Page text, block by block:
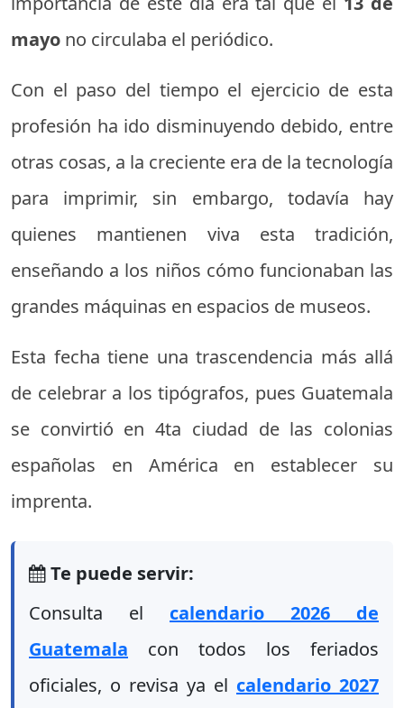
mayo no circulaba el periódico.
Con el paso del tiempo el ejercicio de esta
profesión ha ido disminuyendo debido, entre
otras cosas, a la creciente era de la tecnología
para imprimir, sin embargo, todavía hay
quienes mantienen viva esta tradición,
enseñando a los niños cómo funcionaban las
grandes máquinas en espacios de museos.
Esta fecha tiene una trascendencia más allá
de celebrar a los tipógrafos, pues Guatemala
se convirtió en 4ta ciudad de las colonias
españolas en América en establecer su
imprenta.
Te puede servir:
Consulta el calendario 2026 de
Guatemala con todos los feriados
oficiales, o revisa ya el calendario 2027